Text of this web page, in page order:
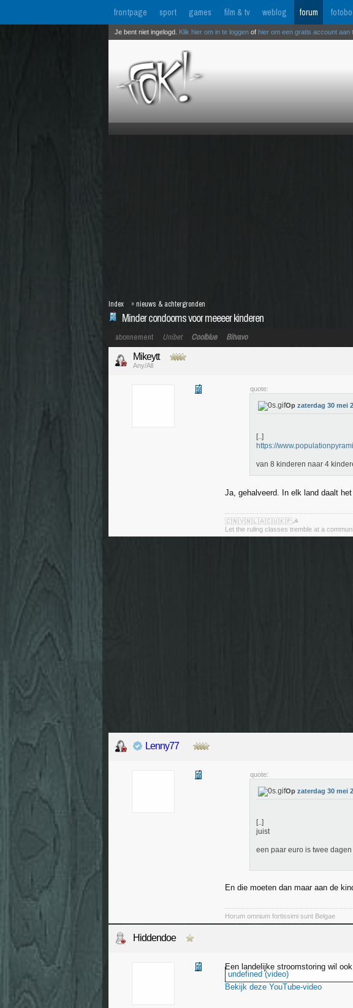
frontpage sport games film & tv weblog forum
Je bent niet ingelogd. Klik hier om in te loggen of hier om een gratis account aan
Minder condooms voor meeeer kinderen
Index » nieuws & achtergronden
abonnement Unibet Coolblue Bitvavo
Mikeytt
Any/All
quote:
Op zaterdag 30 mei
[..]
https://
van 8 kinderen naar 4
Ja, gehalveerd. In elk land daalt
🇨🇳🇻🇳🇱🇦🇨🇺🇰🇵☭
Let the ruling classes tremble at a
Lenny77
quote:
Op zaterdag 30 mei
[..]
juist
een paar euro is twee
En die moeten dan maar aan de
Horum omnium fortissimi sunt Belgae
Hiddendoe
Een landelijke stroomstoring wil
undefined (video)
Bekijk deze YouTube-video